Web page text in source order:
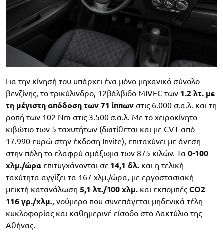
Για την κίνησή του υπάρχει ένα μόνο μηχανικό σύνολο
βενζίνης, το τρικύλινδρο, 12βάλβιδο MIVEC των 1.2 λτ. με
τη μέγιστη απόδοση των 71 ίππων στις 6.000 σ.α.λ. και τη
ροπή των 102 Nm στις 3.500 σ.α.λ. Με το χειροκίνητο
κιβώτιο των 5 ταχυτήτων (διατίθεται και με CVT από
17.990 ευρώ στην έκδοση Invite), επιταχύνει με άνεση
στην πόλη το ελαφρύ αμάξωμα των 875 κιλών. Τα 0-100
χλμ./ώρα επιτυγχάνονται σε 14,1 δλ. και η τελική
ταχύτητα αγγίζει τα 167 χλμ./ώρα, με εργοστασιακή
μεικτή κατανάλωση 5,1 λτ./100 χλμ. και εκπομπές CO2
116 γρ./χλμ., νούμερο που συνεπάγεται μηδενικά τέλη
κυκλοφορίας και καθημερινή είσοδο στο Δακτύλιο της
Αθήνας.